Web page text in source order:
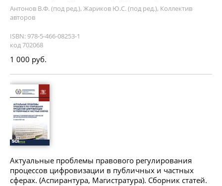
Антонов В.Ф. (под ред.), Жариков Ю.С. (под ред.), Коллектив
авторов
ISBN: 978-5-466-08253-1
код 702068
1 000 руб.
Актуальные проблемы правового регулирования
процессов цифровизации в публичных и частных
сферах. (Аспирантура, Магистратура). Сборник статей.